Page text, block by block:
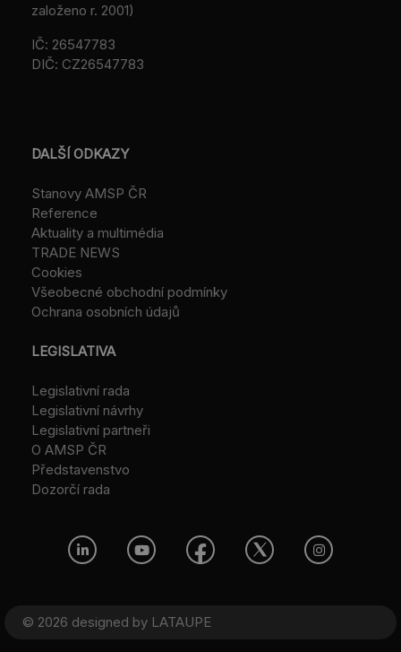
založeno r. 2001)
IČ: 26547783
DIČ: CZ26547783
DALŠÍ ODKAZY
Stanovy AMSP ČR
Reference
Aktuality a multimédia
TRADE NEWS
Cookies
Všeobecné obchodní podmínky
Ochrana osobních údajů
LEGISLATIVA
Legislativní rada
Legislativní návrhy
Legislativní partneři
O AMSP ČR
Představenstvo
Dozorčí rada
© 2026 designed by LATAUPE